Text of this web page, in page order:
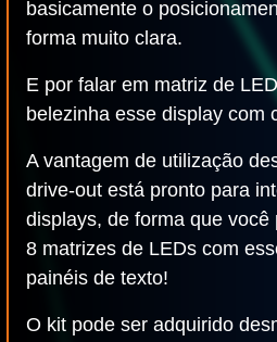
basicamente o
forma muito clara.
E por falar em matriz de
belezinha esse display com
A vantagem de utilização
drive-out está pronto para
displays, de forma que
8 matrizes de LEDs com
painéis de texto!
O kit pode ser adquirido